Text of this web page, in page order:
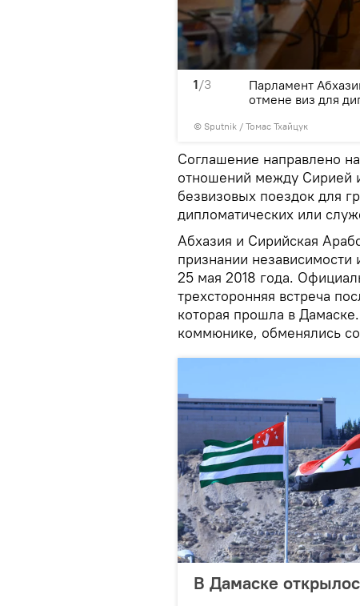
1/3
© Sputnik / Томас Тхайцук
Парламент
отмене виз для
Соглашение направлено
отношений между Сирией
безвизовых поездок для
дипломатических или
Абхазия и Сирийская
признании
25 мая 2018 года.
трехсторонняя встреча
которая прошла в
коммюнике, обменялись
В Дамаске